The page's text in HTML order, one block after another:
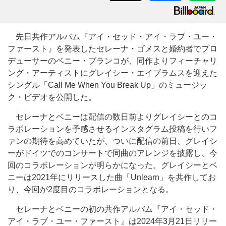
先日共作アルバム『アイ・セッド・アイ・ラブ・ユー・
ファースト』を発表したセレーナ・ゴメスと婚約者でプロ
デューサーのベニー・ブランコが、同作よりフィーチャリ
ング・アーティストにグレイシー・エイブラムスを迎えた
シングル「Call Me When You Break Up」のミュージッ
ク・ビデオを公開した。
セレーナとベニーは配信の数日前よりグレイシーとのコ
ラボレーションを予感させるインスタグラム投稿を行いフ
ァンの期待を高めていたが、ついに配信の前日、グレイシ
ーがドイツでのコンサートで同曲のアレンジを披露し、今
回のコラボレーションが明らかになった。グレイシーとベ
ニーは2021年にリリースした曲「Unlearn」を共作してお
り、今回が2度目のコラボレーションとなる。
セレーナとベニーの初の共作アルバム『アイ・セッド・
アイ・ラブ・ユー・ファースト』は2024年3月21日リリー